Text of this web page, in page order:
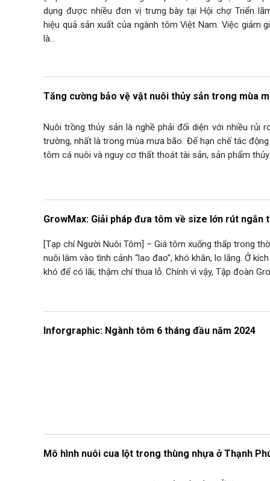
dụng được nhiều đơn vị trưng bày tại Hội chợ Triển
hiệu quả sản xuất của ngành tôm Việt Nam. Việc giảm
là…
Tăng cường bảo vệ vật nuôi thủy sản trong mùa
Nuôi trồng thủy sản là nghề phải đối diện với nhiều rủi
trường, nhất là trong mùa mưa bão. Để hạn chế tác
tôm cá nuôi và nguy cơ thất thoát tài sản, sản phẩm thủy
GrowMax: Giải pháp đưa tôm về size lớn rút ngắn
[Tạp chí Người Nuôi Tôm] – Giá tôm xuống thấp trong
nuôi lâm vào tình cảnh “lao đao”, khó khăn, lo lắng. Ở
khó để có lãi, thậm chí thua lỗ. Chính vì vậy, Tập đoàn
Inforgraphic: Ngành tôm 6 tháng đầu năm 2024
Mô hình nuôi cua lột trong thùng nhựa ở Thạnh